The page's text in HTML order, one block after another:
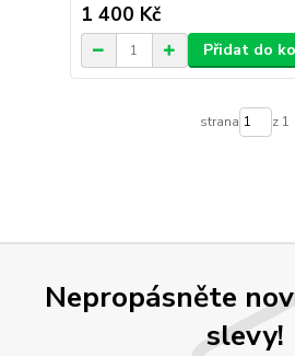
1 400 Kč
Přidat do
strana z 1
Nepropásněte
slevy!